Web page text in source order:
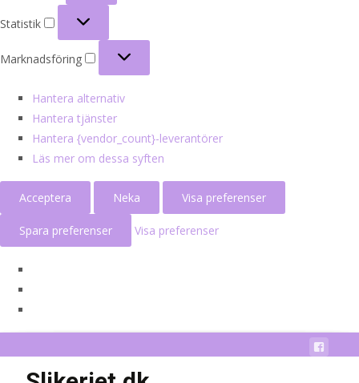
Statistik
Marknadsföring
Hantera alternativ
Hantera tjänster
Hantera {vendor_count}-leverantörer
Läs mer om dessa syften
Acceptera Neka Visa preferenser
Spara preferenser Visa preferenser